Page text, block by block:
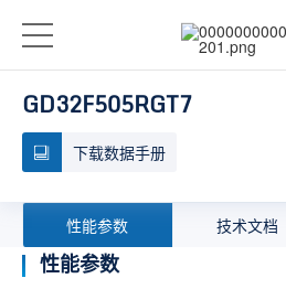
GD32F505RGT7
下载数据手册
性能参数 技术文档
性能参数